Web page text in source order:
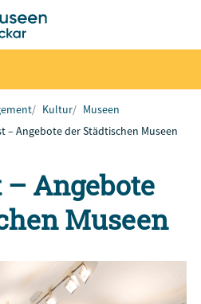
Kultur
Museen
– Angebote der Städtischen Museen
Angebote
Museen